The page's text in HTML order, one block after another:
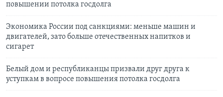
повышении потолка госдолга
Экономика России под санкциями: меньше машин и
двигателей, зато больше отечественных напитков и
сигарет
Белый дом и республиканцы призвали друг друга к
уступкам в вопросе повышения потолка госдолга